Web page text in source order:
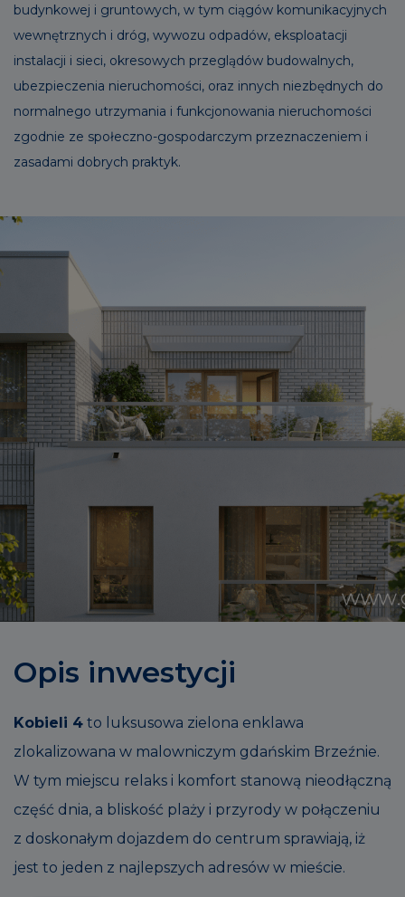
budynkowej i gruntowych, w tym ciągów komunikacyjnych
wewnętrznych i dróg, wywozu odpadów, eksploatacji
instalacji i sieci, okresowych przeglądów budowalnych,
ubezpieczenia nieruchomości, oraz innych niezbędnych do
normalnego utrzymania i funkcjonowania nieruchomości
zgodnie ze społeczno-gospodarczym przeznaczeniem i
zasadami dobrych praktyk.
Opis inwestycji
Kobieli 4 to luksusowa zielona enklawa
zlokalizowana w malowniczym gdańskim Brzeźnie.
W tym miejscu relaks i komfort stanową nieodłączną
część dnia, a bliskość plaży i przyrody w połączeniu
z doskonałym dojazdem do centrum sprawiają, iż
jest to jeden z najlepszych adresów w mieście.